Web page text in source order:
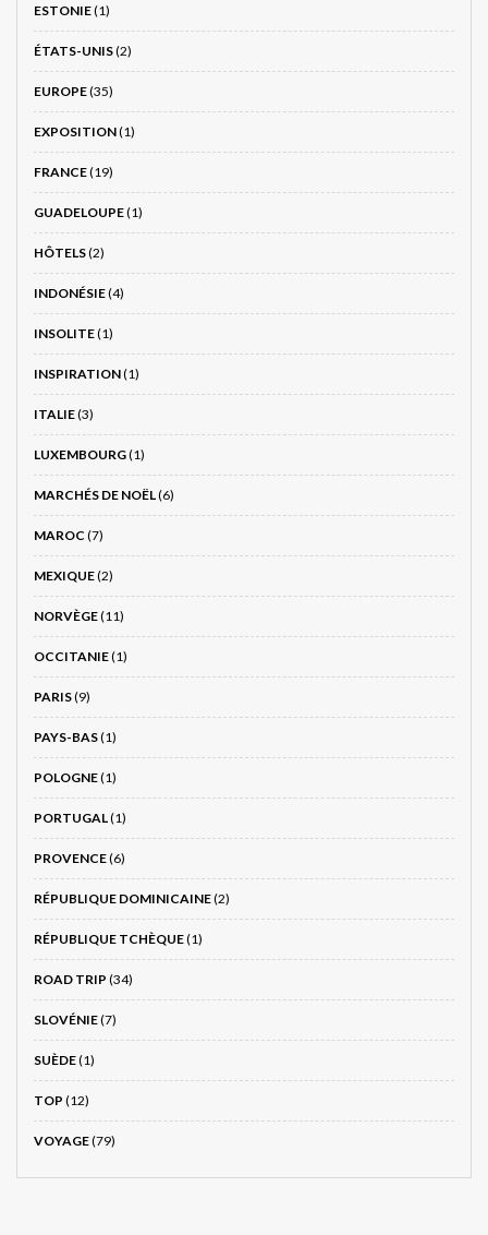
ESTONIE(1)
ÉTATS-UNIS(2)
EUROPE(35)
EXPOSITION(1)
FRANCE(19)
GUADELOUPE(1)
HÔTELS(2)
INDONÉSIE(4)
INSOLITE(1)
INSPIRATION(1)
ITALIE(3)
LUXEMBOURG(1)
MARCHÉS DE NOËL(6)
MAROC (7)
MEXIQUE(2)
NORVÈGE(11)
OCCITANIE(1)
PARIS(9)
PAYS-BAS(1)
POLOGNE(1)
PORTUGAL(1)
PROVENCE(6)
RÉPUBLIQUE DOMINICAINE(2)
RÉPUBLIQUE TCHÈQUE(1)
ROAD TRIP (34)
SLOVÉNIE(7)
SUÈDE(1)
TOP (12)
VOYAGE(79)